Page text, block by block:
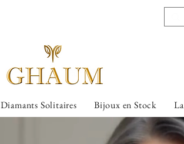
Diamants Solitaires Bijoux en Stock